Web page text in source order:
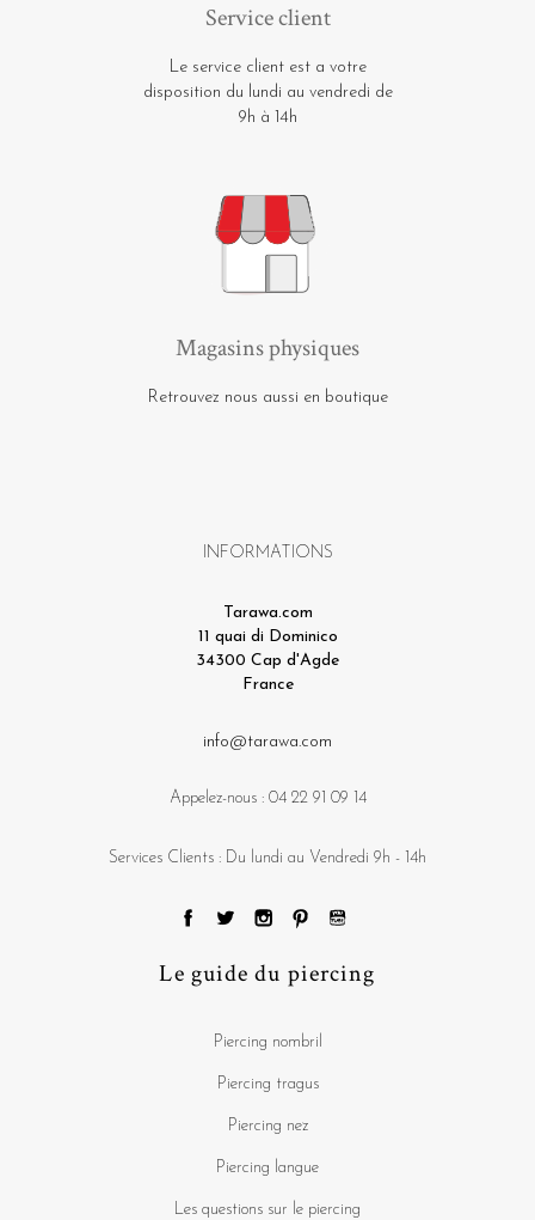
Service client
Le service client est a votre
disposition du lundi au vendredi de
9h à 14h
Magasins physiques
Retrouvez nous aussi en boutique
INFORMATIONS
Tarawa.com
11 quai di Dominico
34300 Cap d'Agde
France
info@tarawa.com
Appelez-nous : 04 22 91 09 14
Services Clients : Du lundi au Vendredi 9h - 14h
Le guide du piercing
Piercing nombril
Piercing tragus
Piercing nez
Piercing langue
Les questions sur le piercing